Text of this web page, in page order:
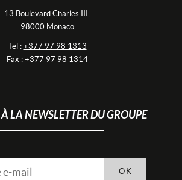
13 Boulevard Charles III,
98000 Monaco
Tel : +377 97 98 1313
Fax : +377 97 98 1314
LA NEWSLETTER DU GROUPE
OK